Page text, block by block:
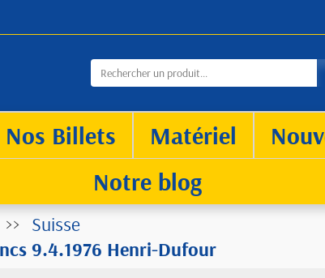
Nos Billets Matériel
Notre blog
Suisse
9.4.1976 Henri-Dufour